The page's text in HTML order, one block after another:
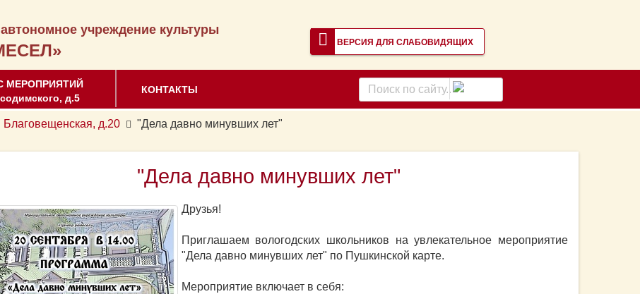
учреждение культуры
ВЕРСИЯ ДЛЯ СЛАБОВИДЯЩИХ
МЕРОПРИЯТИЙ
д.5
КОНТАКТЫ
Поиск
по
сайту
д.20 "Дела давно минувших лет"
"Дела давно минувших лет"
Друзья!
Приглашаем вологодских школьников на увлекательное мероприятие
"Дела давно минувших лет" по Пушкинской карте.
Мероприятие включает в себя: